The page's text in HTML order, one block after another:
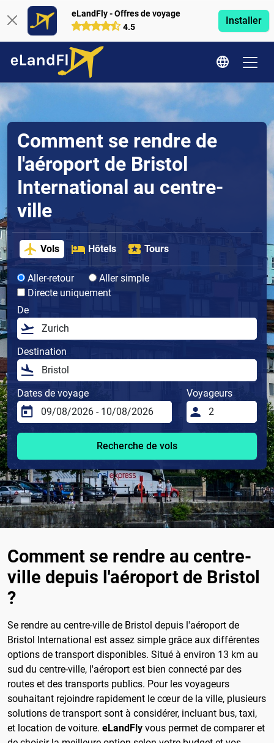
eLandFly - Offres de voyage
4.5
Installer
Comment se rendre de
l'aéroport de Bristol
International au centre-
ville
Vols Hôtels Tours
Aller-retour
Aller simple
Directe uniquement
De
Destination
Dates de voyage Voyageurs
Recherche de vols
Comment se rendre au centre-
ville depuis l'aéroport de Bristol
?
Se rendre au centre-ville de Bristol depuis l'aéroport de
Bristol International est assez simple grâce aux différentes
options de transport disponibles. Situé à environ 13 km au
sud du centre-ville, l'aéroport est bien connecté par des
routes et des transports publics. Pour les voyageurs
souhaitant rejoindre rapidement le cœur de la ville, plusieurs
solutions de transport sont à considérer, incluant bus, taxi,
et location de voiture. eLandFly vous permet de comparer et